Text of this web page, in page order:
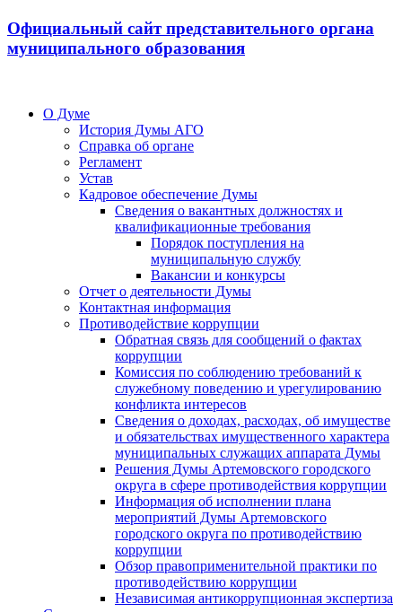
Официальный сайт представительного органа
муниципального образования
О Думе
История Думы АГО
Справка об органе
Регламент
Устав
Кадровое обеспечение Думы
Сведения о вакантных должностях и
квалификационные требования
Порядок поступления на
муниципальную службу
Вакансии и конкурсы
Отчет о деятельности Думы
Контактная информация
Противодействие коррупции
Обратная связь для сообщений о фактах
коррупции
Комиссия по соблюдению требований к
служебному поведению и урегулированию
конфликта интересов
Сведения о доходах, расходах, об имуществе
и обязательствах имущественного характера
муниципальных служащих аппарата Думы
Решения Думы Артемовского городского
округа в сфере противодействия коррупции
Информация об исполнении плана
мероприятий Думы Артемовского
городского округа по противодействию
коррупции
Обзор правоприменительной практики по
противодействию коррупции
Независимая антикоррупционная экспертиза